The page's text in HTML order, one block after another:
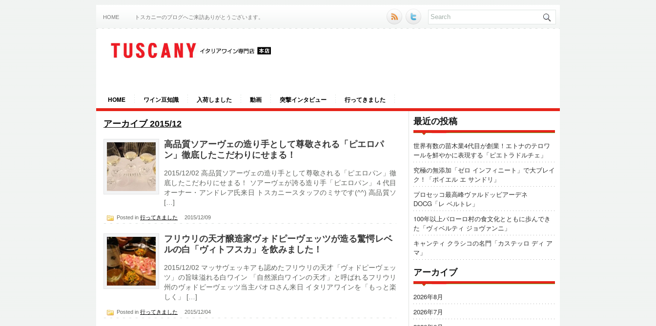
HOME トスカニーのブログへご来訪ありがとうございます。
HOME ワイン豆知識 入荷しました 動画 突撃インタビュー 行ってきました
アーカイブ 2015/12
高品質ソアーヴェの造り手として尊敬される「ピエロパ
ン」徹底したこだわりにせまる！
2015/12/02 高品質ソアーヴェの造り手として尊敬される「ピエロパン」徹
底したこだわりにせまる！ ソアーヴェが誇る造り手「ピエロパン」４代目
オーナー・アンドレア氏来日 トスカニースタッフのミサです(^^) 高品質ソ
[…]
Posted in 行ってきました 2015/12/09
フリウリの天才醸造家ヴォドピーヴェッツが造る驚愕レベ
ルの白「ヴィトフスカ」を飲みました！
2015/12/02 マッサヴェッキアも認めたフリウリの天才「ヴォドピーヴェッ
ツ」の旨味溢れる白ワイン 「自然派白ワインの天才」と呼ばれるフリウリ
州のヴォドピーヴェッツ当主パオロさん来日 イタリアワインを「もっと楽
しく」 […]
Posted in 行ってきました 2015/12/04
最近の投稿
世界有数の苗木業4代目が創業！エトナのテロワ
ールを鮮やかに表現する「ピエトラドルチェ」
究極の無添加「ゼロ インフィニート」で大ブレイ
ク！「ポイエル エ サンドリ」
プロセッコ最高峰ヴァルドッビアーデネ
DOCG「レ ベルトレ」
100年以上バローロ村の食文化とともに歩んでき
た「ヴィベルティ ジョヴァンニ」
キャンティ クラシコの名門「カステッロ ディ ア
マ」
アーカイブ
2026年8月
2026年7月